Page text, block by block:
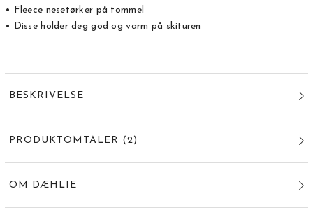
• Fleece nesetørker på tommel
• Disse holder deg god og varm på skituren
BESKRIVELSE
PRODUKTOMTALER (2)
OM DÆHLIE